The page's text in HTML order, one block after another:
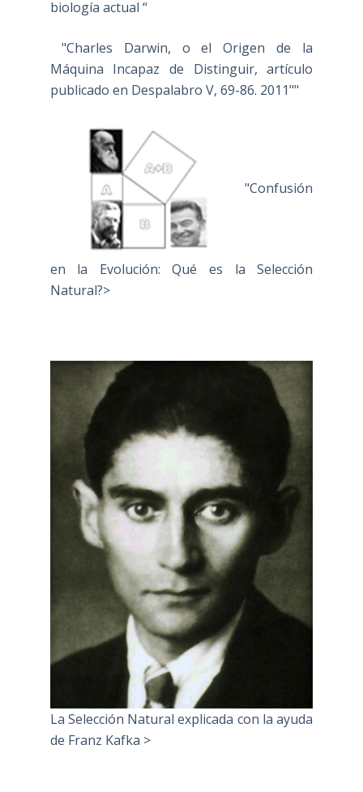
biología actual “
"Charles Darwin, o el Origen de la
Máquina Incapaz de Distinguir, artículo
publicado en Despalabro V, 69-86. 2011""
"Confusión
en la Evolución: Qué es la Selección
Natural?>
La Selección Natural explicada con la ayuda
de Franz Kafka >